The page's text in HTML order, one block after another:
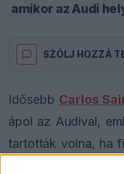
amikor az Audi
SZÓLJ HOZZÁ
Idősebb Carlos
ápol az Audival,
tartották volna, ha
projektjéhez